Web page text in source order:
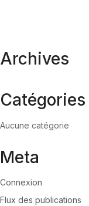
Archives
Catégories
Aucune catégorie
Meta
Connexion
Flux des publications